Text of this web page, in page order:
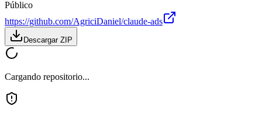
Público
https://github.com/AgriciDaniel/claude-ads
Descargar ZIP
Cargando repositorio...